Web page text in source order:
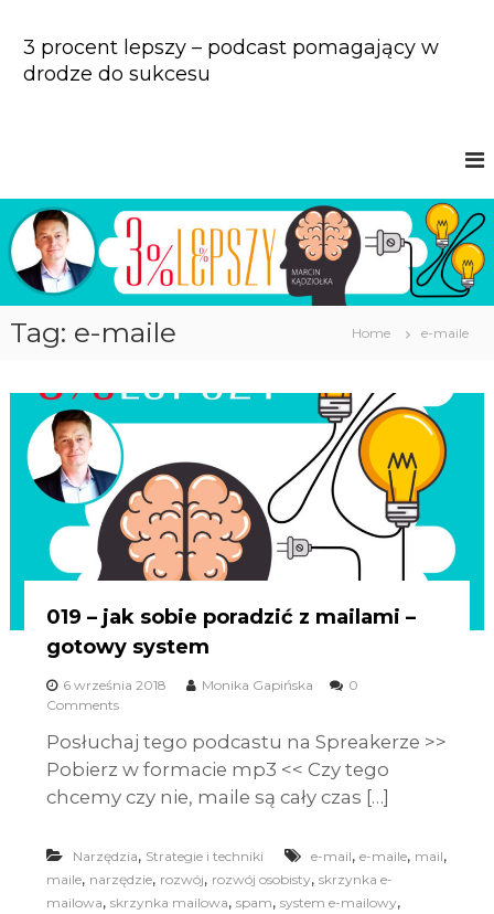
n
e
n
3 procent lepszy – podcast pomagający w
drodze do sukcesu
Tag: e-maile Home e-maile
019 – jak sobie poradzić z mailami –
gotowy system
6 września 2018 Monika Gapińska
0
Comments
Posłuchaj tego podcastu na Spreakerze >>
Pobierz w formacie mp3 << Czy tego
chcemy czy nie, maile są cały czas […]
Narzędzia, Strategie i techniki e-mail, e-maile, mail,
maile, narzędzie, rozwój, rozwój osobisty, skrzynka e-
mailowa, skrzynka mailowa, spam, system e-mailowy,